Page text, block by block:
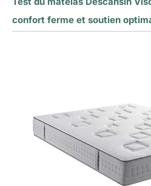
confort ferme et soutien